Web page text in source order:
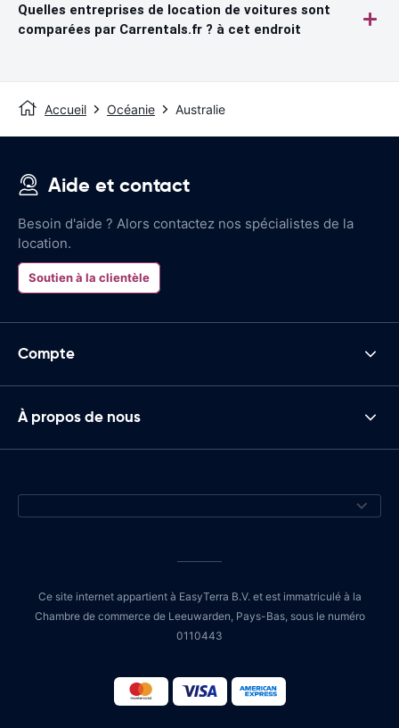
Quelles entreprises de location de voitures sont
comparées par Carrentals.fr ? à cet endroit
Accueil Océanie Australie
Aide et contact
Besoin d'aide ? Alors contactez nos spécialistes de la
location.
Soutien à la clientèle
Compte
À propos de nous
Ce site internet appartient à EasyTerra B.V. et est immatriculé à la
Chambre de commerce de Leeuwarden, Pays-Bas, sous le numéro
0110443